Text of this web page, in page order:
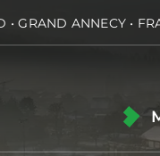
GRAND ANNECY •